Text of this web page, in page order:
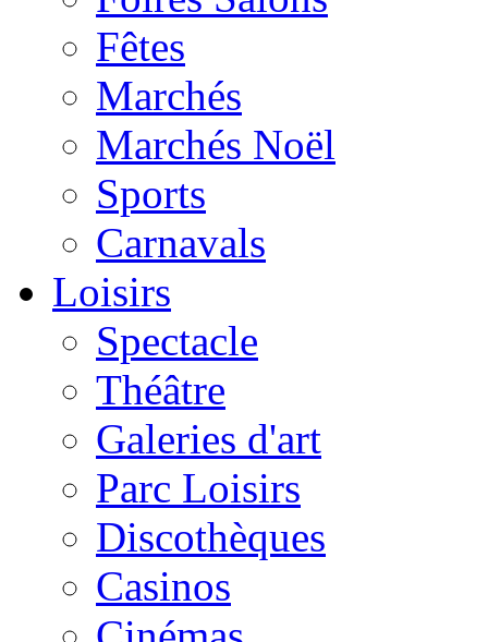
Fêtes
Marchés
Marchés Noël
Sports
Carnavals
Loisirs
Spectacle
Théâtre
Galeries d'art
Parc Loisirs
Discothèques
Casinos